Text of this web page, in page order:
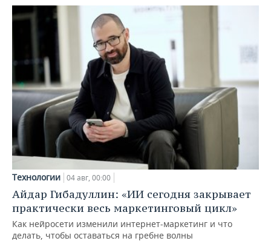
Технологии 04 авг, 00:00
Айдар Гибадуллин: «ИИ сегодня закрывает
практически весь маркетинговый цикл»
Как нейросети изменили интернет-маркетинг и что
делать, чтобы оставаться на гребне волны